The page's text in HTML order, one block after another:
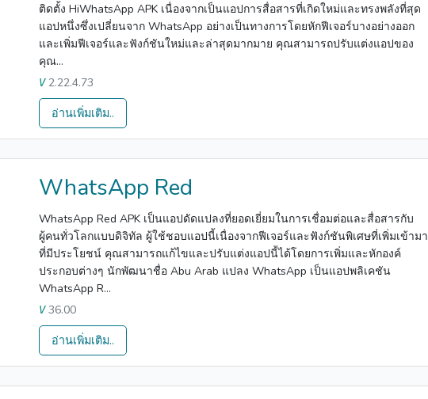
ติดตั้ง HiWhatsApp APK เนื่องจากเป็นแอปการสื่อสารที่เกิดใหม่และทรงพลังที่สุด
แอปหนึ่งซึ่งเปลี่ยนจาก WhatsApp อย่างเป็นทางการโดยหักฟีเจอร์บางอย่างออก
และเพิ่มฟีเจอร์และฟังก์ชันใหม่และล่าสุดมากมาย คุณสามารถปรับแต่งแอปของ
คุณ...
V2.22.4.73
อ่านเพิ่มเติม..
WhatsApp Red
WhatsApp Red APK เป็นแอปดัดแปลงที่ยอดเยี่ยมในการเชื่อมต่อและสื่อสารกับ
ผู้คนทั่วโลกแบบดิจิทัล ผู้ใช้ชอบแอปนี้เนื่องจากฟีเจอร์และฟังก์ชันพิเศษที่เพิ่มเข้ามา
ที่มีประโยชน์ คุณสามารถแก้ไขและปรับแต่งแอปนี้ได้โดยการเพิ่มและหักองค์
ประกอบต่างๆ นักพัฒนาชื่อ Abu Arab แปลง WhatsApp เป็นแอปพลิเคชัน
WhatsApp R...
V36.00
อ่านเพิ่มเติม..